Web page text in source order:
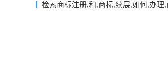
检索商标注册,和,商标,续展,如何,办理